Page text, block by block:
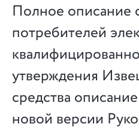
Полное описание
потребителей
утверждения
средства
новой версии